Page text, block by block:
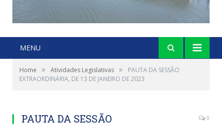
MENU
Home » Atividades Legislativas »
PAUTA DA SESSÃO
EXTRAORDINÁRIA, DE 13 DE JANEIRO DE 2023
PAUTA DA SESSÃO
0